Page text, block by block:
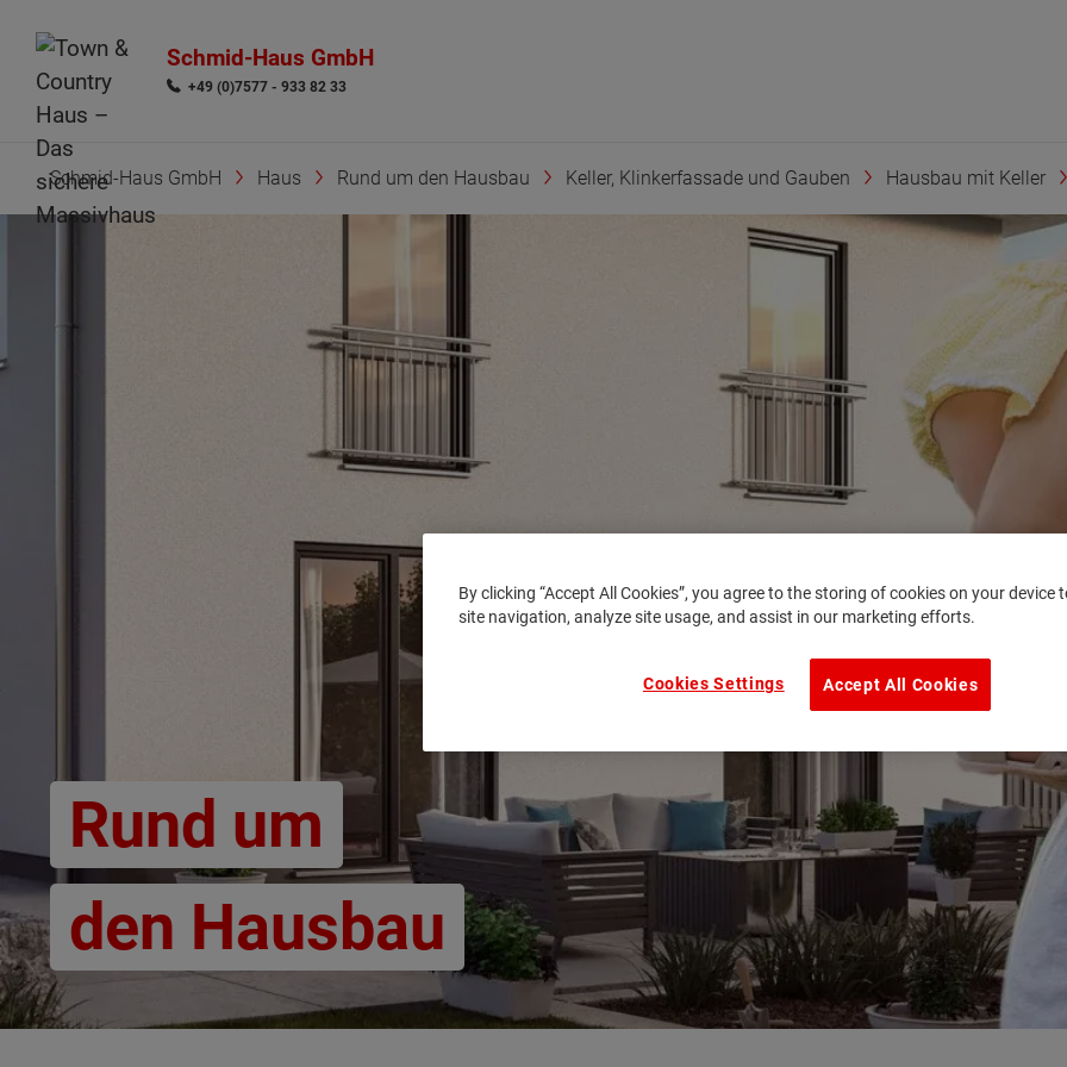
Schmid-Haus GmbH
+49 (0)7577 - 933 82 33
Schmid-Haus GmbH Haus Rund um den Hausbau Keller, Klinkerfassade und Gauben Hausbau mit Keller
Rund um
den Hausbau
By clicking “Accept All Cookies”, you agree to the storing of cookies on your device
site navigation, analyze site usage, and assist in our marketing efforts.
Accept All Cookies
Cookies Settings